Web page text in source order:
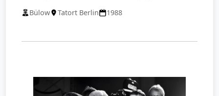
Bülow Tatort Berlin 1988